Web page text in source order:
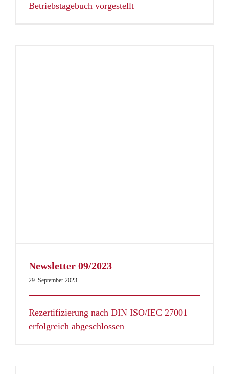
Betriebstagebuch vorgestellt
Newsletter 09/2023
29. September 2023
Rezertifizierung nach DIN ISO/IEC 27001
erfolgreich abgeschlossen